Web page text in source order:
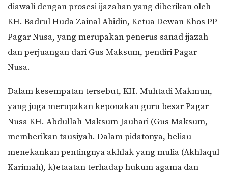
diawali dengan prosesi ijazahan yang diberikan oleh
KH. Badrul Huda Zainal Abidin, Ketua Dewan Khos PP
Pagar Nusa, yang merupakan penerus sanad ijazah
dan perjuangan dari Gus Maksum, pendiri Pagar
Nusa.
Dalam kesempatan tersebut, KH. Muhtadi Makmun,
yang juga merupakan keponakan guru besar Pagar
Nusa KH. Abdullah Maksum Jauhari (Gus Maksum,
memberikan tausiyah. Dalam pidatonya, beliau
menekankan pentingnya akhlak yang mulia (Akhlaqul
Karimah), k)etaatan terhadap hukum agama dan